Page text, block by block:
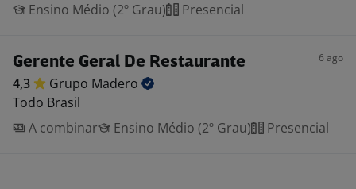
Ensino Médio (2º Grau)
Presencial
Gerente Geral De Restaurante 6 ago
4,3 Grupo Madero
Todo Brasil
A combinar
Ensino Médio (2º Grau) Presencial